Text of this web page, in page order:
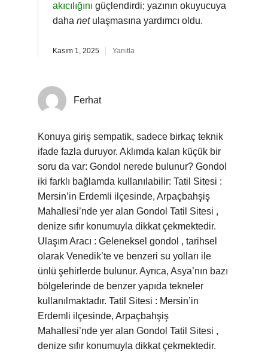
akıcılığını güçlendirdi; yazının okuyucuya
daha netulaşmasına yardımcı oldu.
Kasım 1, 2025 Yanıtla
Ferhat
Konuya giriş sempatik, sadece birkaç teknik
ifade fazla duruyor. Aklımda kalan küçük bir
soru da var: Gondol nerede bulunur? Gondol
iki farklı bağlamda kullanılabilir: Tatil Sitesi :
Mersin’in Erdemli ilçesinde, Arpaçbahşiş
Mahallesi’nde yer alan Gondol Tatil Sitesi ,
denize sıfır konumuyla dikkat çekmektedir.
Ulaşım Aracı : Geleneksel gondol , tarihsel
olarak Venedik’te ve benzeri su yolları ile
ünlü şehirlerde bulunur. Ayrıca, Asya’nın bazı
bölgelerinde de benzer yapıda tekneler
kullanılmaktadır. Tatil Sitesi : Mersin’in
Erdemli ilçesinde, Arpaçbahşiş
Mahallesi’nde yer alan Gondol Tatil Sitesi ,
denize sıfır konumuyla dikkat çekmektedir.